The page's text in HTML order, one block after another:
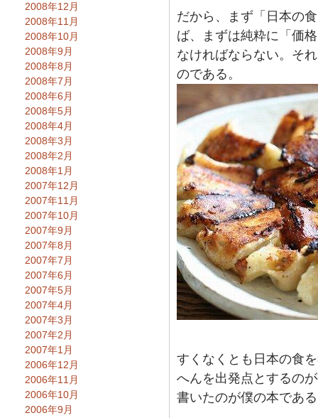
だから、まず「日本の
ば、まずは純粋に「価
なければならない。そ
のである。
すくなくとも日本の食
へんを出発点とするの
書いたのが僕の本であ
2008年12月
2008年11月
2008年10月
2008年9月
2008年8月
2008年7月
2008年6月
2008年5月
2008年4月
2008年3月
2008年2月
2008年1月
2007年12月
2007年11月
2007年10月
2007年9月
2007年8月
2007年7月
2007年6月
2007年5月
2007年4月
2007年3月
2007年2月
2007年1月
2006年12月
2006年11月
2006年10月
2006年9月